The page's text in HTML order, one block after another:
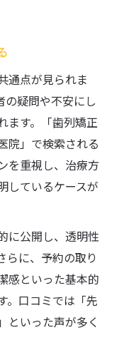
意点を解説
まとめ
評判活用術
ンスを取る方
の見極め方
選びの極意
通点が見られま
の疑問や不安にし
ます。「歯列矯正
院」で検索される
を重視し、治療方
しているケースが
に公開し、透明性
らに、予約の取り
感といった基本的
。口コミでは「先
といった声が多く